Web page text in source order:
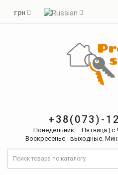
грн
+38(073)-
Понедельник – Пятница | с
Воскресенье - выходные.